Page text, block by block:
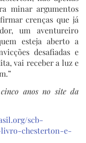
minar argumentos
crenças que já
um aventureiro
esteja aberto a
desafiadas e
vai receber a luz e
anos no site da
scb-
chesterton-e-